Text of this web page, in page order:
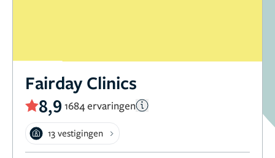
Fairday Clinics
8,9 1684 ervaringen
13 vestigingen